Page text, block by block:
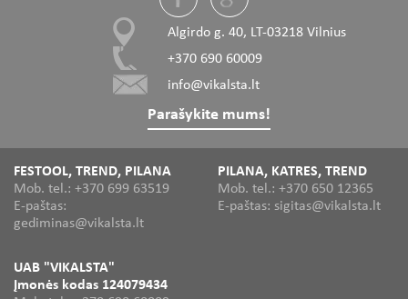
Algirdo g. 40, LT-03218 Vilnius
+370 690 60009
info@vikalsta.lt
Parašykite mums!
FESTOOL, TREND, PILANA
Mob. tel.: +370 699 63519
E-paštas:
gediminas@vikalsta.lt
PILANA, KATRES, TREND
Mob. tel.: +370 650 12365
E-paštas: sigitas@vikalsta.lt
UAB "VIKALSTA"
Įmonės kodas 124079434